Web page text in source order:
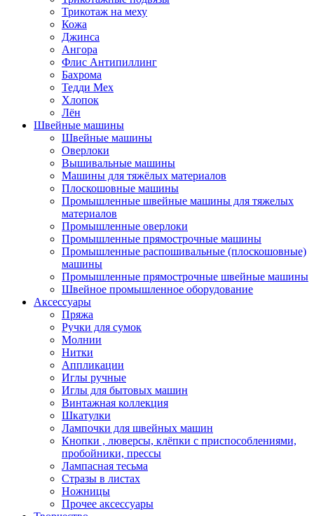
Трикотаж на меху
Кожа
Джинса
Ангора
Флис Антипиллинг
Бахрома
Тедди Мех
Хлопок
Лён
Швейные машины
Швейные машины
Оверлоки
Вышивальные машины
Машины для тяжёлых материалов
Плоскошовные машины
Промышленные швейные машины для тяжелых
материалов
Промышленные оверлоки
Промышленные прямострочные машины
Промышленные распошивальные (плоскошовные)
машины
Промышленные прямострочные швейные машины
Швейное промышленное оборудование
Аксессуары
Пряжа
Ручки для сумок
Молнии
Нитки
Аппликации
Иглы ручные
Иглы для бытовых машин
Винтажная коллекция
Шкатулки
Лампочки для швейных машин
Кнопки , люверсы, клёпки с приспособлениями,
пробойники, прессы
Лампасная тесьма
Стразы в листах
Ножницы
Прочее аксессуары